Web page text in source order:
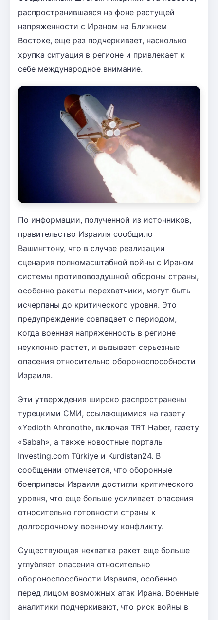
распространившаяся на фоне растущей
напряженности с Ираном на Ближнем
Востоке, еще раз подчеркивает, насколько
хрупка ситуация в регионе и привлекает к
себе международное внимание.
По информации, полученной из источников,
правительство Израиля сообщило
Вашингтону, что в случае реализации
сценария полномасштабной войны с Ираном
системы противовоздушной обороны страны,
особенно ракеты-перехватчики, могут быть
исчерпаны до критического уровня. Это
предупреждение совпадает с периодом,
когда военная напряженность в регионе
неуклонно растет, и вызывает серьезные
опасения относительно обороноспособности
Израиля.
Эти утверждения широко распространены
турецкими СМИ, ссылающимися на газету
«Yedioth Ahronoth», включая TRT Haber, газету
«Sabah», а также новостные порталы
Investing.com Türkiye и Kurdistan24. В
сообщении отмечается, что оборонные
боеприпасы Израиля достигли критического
уровня, что еще больше усиливает опасения
относительно готовности страны к
долгосрочному военному конфликту.
Существующая нехватка ракет еще больше
углубляет опасения относительно
обороноспособности Израиля, особенно
перед лицом возможных атак Ирана. Военные
аналитики подчеркивают, что риск войны в